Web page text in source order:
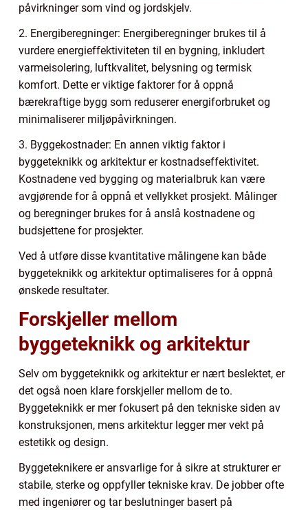
påvirkninger som vind og jordskjelv.
2. Energiberegninger: Energiberegninger brukes til å
vurdere energieffektiviteten til en bygning, inkludert
varmeisolering, luftkvalitet, belysning og termisk
komfort. Dette er viktige faktorer for å oppnå
bærekraftige bygg som reduserer energiforbruket og
minimaliserer miljøpåvirkningen.
3. Byggekostnader: En annen viktig faktor i
byggeteknikk og arkitektur er kostnadseffektivitet.
Kostnadene ved bygging og materialbruk kan være
avgjørende for å oppnå et vellykket prosjekt. Målinger
og beregninger brukes for å anslå kostnadene og
budsjettene for prosjekter.
Ved å utføre disse kvantitative målingene kan både
byggeteknikk og arkitektur optimaliseres for å oppnå
ønskede resultater.
Forskjeller mellom
byggeteknikk og arkitektur
Selv om byggeteknikk og arkitektur er nært beslektet, er
det også noen klare forskjeller mellom de to.
Byggeteknikk er mer fokusert på den tekniske siden av
konstruksjonen, mens arkitektur legger mer vekt på
estetikk og design.
Byggeteknikere er ansvarlige for å sikre at strukturer er
stabile, sterke og oppfyller tekniske krav. De jobber ofte
med ingeniører og tar beslutninger basert på